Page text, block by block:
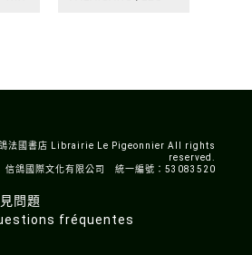
法國書店 Librairie Le Pigeonnier All rights
reserved.
信鴿國際文化有限公司 統一編號：53083520
問題
fréquentes